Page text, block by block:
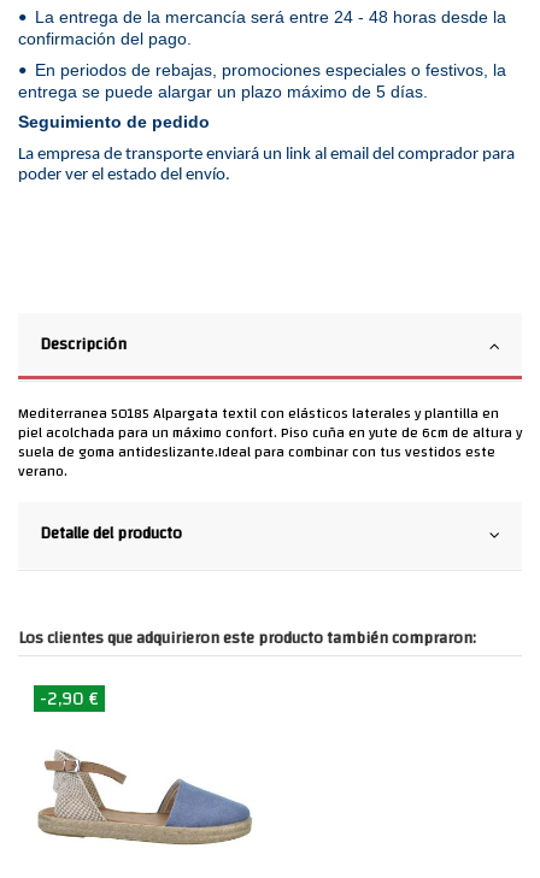
• La entrega de la mercancía será entre 24 - 48 horas desde la
confirmación del pago.
• En periodos de rebajas, promociones especiales o festivos, la
entrega se puede alargar un plazo máximo de 5 días.
Seguimiento de pedido
La empresa de transporte enviará un link al email del comprador para
poder ver el estado del envío.
Descripción
Mediterranea 50185 Alpargata textil con elásticos laterales y plantilla en
piel acolchada para un máximo confort. Piso cuña en yute de 6cm de altura y
suela de goma antideslizante.Ideal para combinar con tus vestidos este
verano.
Detalle del producto
Los clientes que adquirieron este producto también compraron:
-2,90 €